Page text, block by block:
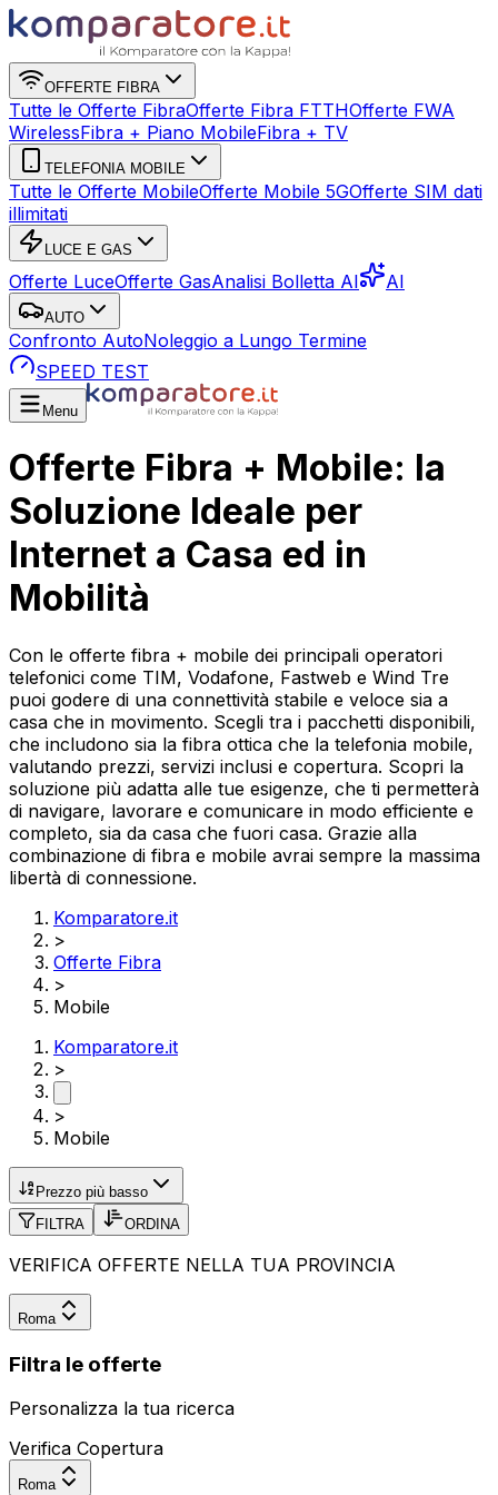
OFFERTE FIBRA
Tutte le Offerte FibraOfferte Fibra FTTHOfferte FWA
WirelessFibra + Piano MobileFibra + TV
TELEFONIA MOBILE
Tutte le Offerte MobileOfferte Mobile 5GOfferte SIM dati
illimitati
LUCE E GAS
Offerte LuceOfferte GasAnalisi Bolletta AI AI
AUTO
Confronto AutoNoleggio a Lungo Termine
SPEED TEST
Menu
Offerte Fibra + Mobile: la
Soluzione Ideale per
Internet a Casa ed in
Mobilità
Con le offerte fibra + mobile dei principali operatori
telefonici come TIM, Vodafone, Fastweb e Wind Tre
puoi godere di una connettività stabile e veloce sia a
casa che in movimento. Scegli tra i pacchetti disponibili,
che includono sia la fibra ottica che la telefonia mobile,
valutando prezzi, servizi inclusi e copertura. Scopri la
soluzione più adatta alle tue esigenze, che ti permetterà
di navigare, lavorare e comunicare in modo efficiente e
completo, sia da casa che fuori casa. Grazie alla
combinazione di fibra e mobile avrai sempre la massima
libertà di connessione.
Komparatore.it
>
Offerte Fibra
>
Mobile
Komparatore.it
>
>
Mobile
Prezzo più basso
FILTRA
ORDINA
VERIFICA OFFERTE NELLA TUA PROVINCIA
Roma
Filtra le offerte
Personalizza la tua ricerca
Verifica Copertura
Roma